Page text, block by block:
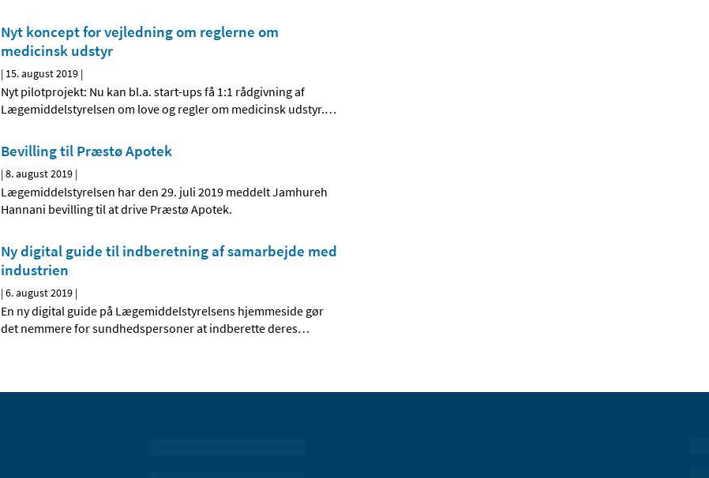
Nyt koncept for vejledning om reglerne om
medicinsk udstyr
| 15. august 2019 |
Nyt pilotprojekt: Nu kan bl.a. start-ups få 1:1 rådgivning af
Lægemiddelstyrelsen om love og regler om medicinsk udstyr.…
Bevilling til Præstø Apotek
|8. august 2019 |
Lægemiddelstyrelsen har den 29. juli 2019 meddelt Jamhureh
Hannani bevilling til at drive Præstø Apotek.
Ny digital guide til indberetning af samarbejde med
industrien
|6. august 2019 |
En ny digital guide på Lægemiddelstyrelsens hjemmeside gør
det nemmere for sundhedspersoner at indberette deres…